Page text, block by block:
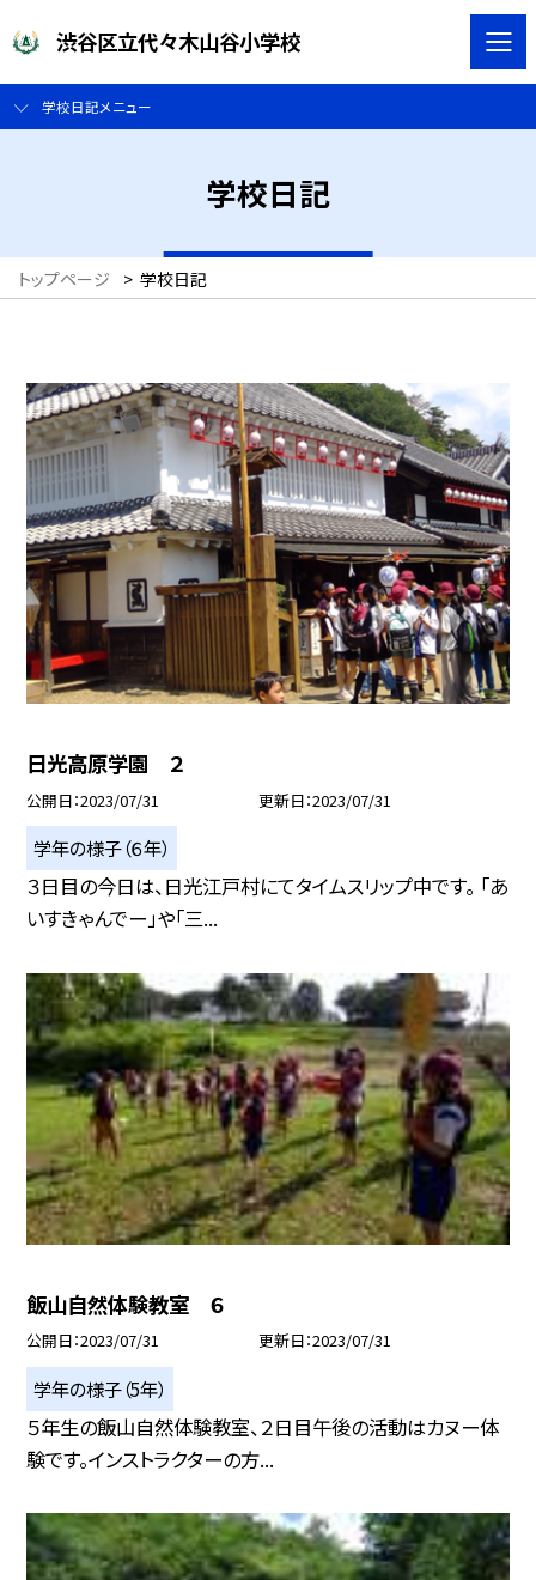
渋谷区立代々木山谷小学校
学校日記メニュー
学校日記
トップページ > 学校日記
日光高原学園 ２
公開日 2023/07/31 更新日 2023/07/31
学年の様子（６年）
３日目の今日は、日光江戸村にてタイムスリップ中です。 「あ
いすきゃんでー」や「三...
飯山自然体験教室 ６
公開日 2023/07/31 更新日 2023/07/31
学年の様子（5年）
５年生の飯山自然体験教室、２日目午後の活動はカヌー体
験です。インストラクターの方...